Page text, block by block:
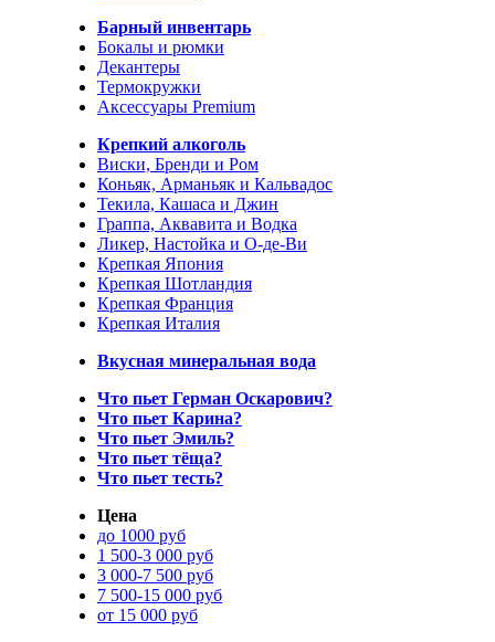
Барный инвентарь
Бокалы и рюмки
Декантеры
Термокружки
Аксессуары Premium
Крепкий алкоголь
Виски, Бренди и Ром
Коньяк, Арманьяк и Кальвадос
Текила, Кашаса и Джин
Граппа, Аквавита и Водка
Ликер, Настойка и О-де-Ви
Крепкая Япония
Крепкая Шотландия
Крепкая Франция
Крепкая Италия
Вкусная минеральная вода
Что пьет Герман Оскарович?
Что пьет Карина?
Что пьет Эмиль?
Что пьет тёща?
Что пьет тесть?
Цена
до 1000 руб
1 500-3 000 руб
3 000-7 500 руб
7 500-15 000 руб
от 15 000 руб